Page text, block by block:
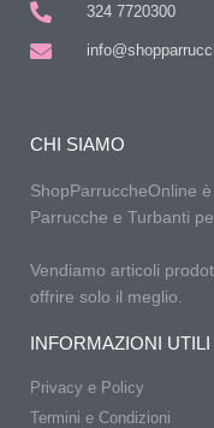
324 7720300
CHI SIAMO
ShopParruccheOnline
Parrucche e Turbanti
Vendiamo articoli
offrire solo il meglio.
INFORMAZIONI UTILI
Privacy e Policy
Termini e Condizioni